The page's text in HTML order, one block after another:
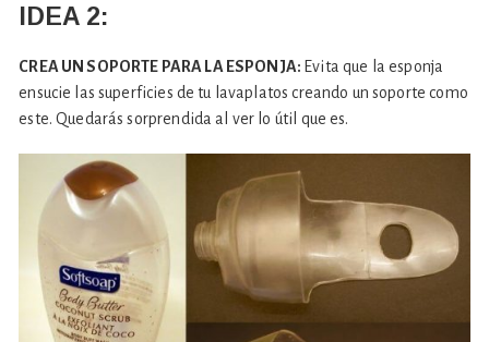
IDEA 2:
CREA UN SOPORTE PARA LA ESPONJA: Evita que la esponja
ensucie las superficies de tu lavaplatos creando un soporte como
este. Quedarás sorprendida al ver lo útil que es.